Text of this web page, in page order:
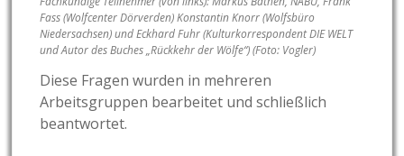
Fass (Wolfcenter Dörverden) Konstantin Knorr (Wolfsbüro
Niedersachsen) und Eckhard Fuhr (Kulturkorrespondent DIE WELT
und Autor des Buches „Rückkehr der Wölfe“) (Foto: Vogler)
Diese Fragen wurden in mehreren
Arbeitsgruppen bearbeitet und schließlich
beantwortet.